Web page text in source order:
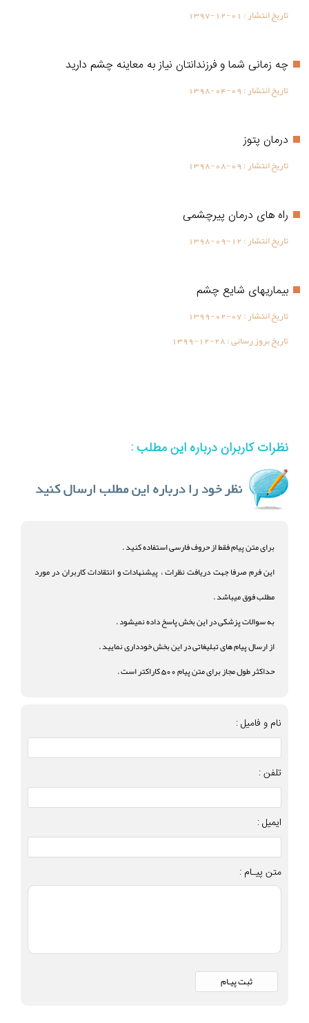
تاریخ انتشار : 1397-12-01
چه زمانی شما و فرزندانتان نیاز به معاینه چشم دارید
تاریخ انتشار :1398-04-09
درمان پتوز
تاریخ انتشار :1398-08-09
راه های درمان پیرچشمی
تاریخ انتشار :1398-09-12
بیماریهای شایع چشم
تاریخ انتشار :1399-02-07
تاریخ بروز رسانی :1399-12-28
نظرات کاربران درباره این مطلب :
برای متن پیام فقط از حروف فارسی استفاده کنید .
این فرم صرفا جهت دریافت نظرات ، پیشنهادات و انتقادات کاربران در مورد
مطلب فوق میباشد .
به سوالات پزشکی در این بخش پاسخ داده نمیشود .
از ارسال پیام های تبلیغاتی در این بخش خودداری نمایید .
حداکثر طول مجاز برای متن پیام 500 کاراکتر است .
نام و فامیل :
تلفن :
ایمیل :
متن پیـام :